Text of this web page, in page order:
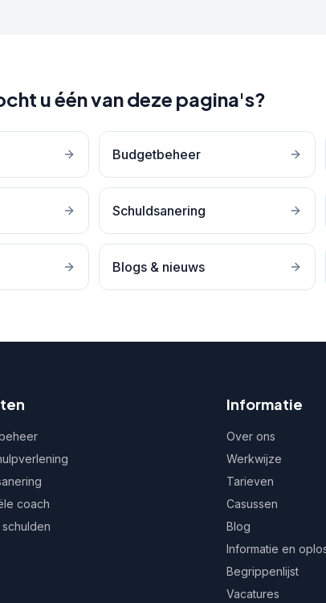
u één van deze pagina's?
Budgetbeheer
Schuldsanering
Blogs & nieuws
coach
Informatie
Over ons
Werkwijze
Tarieven
Casussen
Blog
Informatie en
Begrippenlijst
Vacatures